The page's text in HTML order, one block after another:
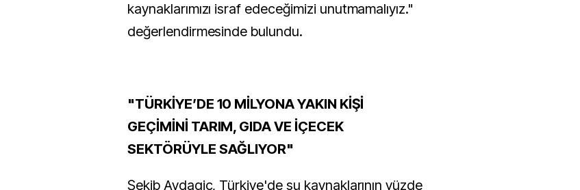
kaynaklarımızı israf edeceğimizi unutmamalıyız."
değerlendirmesinde bulundu.
"TÜRKİYE’DE 10 MİLYONA YAKIN KİŞİ
GEÇİMİNİ TARIM, GIDA VE İÇECEK
SEKTÖRÜYLE SAĞLIYOR"
Şekib Avdagiç, Türkiye'de su kaynaklarının yüzde